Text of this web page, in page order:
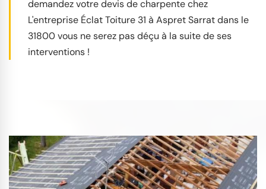
demandez votre devis de charpente chez
L'entreprise Éclat Toiture 31 à Aspret Sarrat dans le
31800 vous ne serez pas déçu à la suite de ses
interventions !